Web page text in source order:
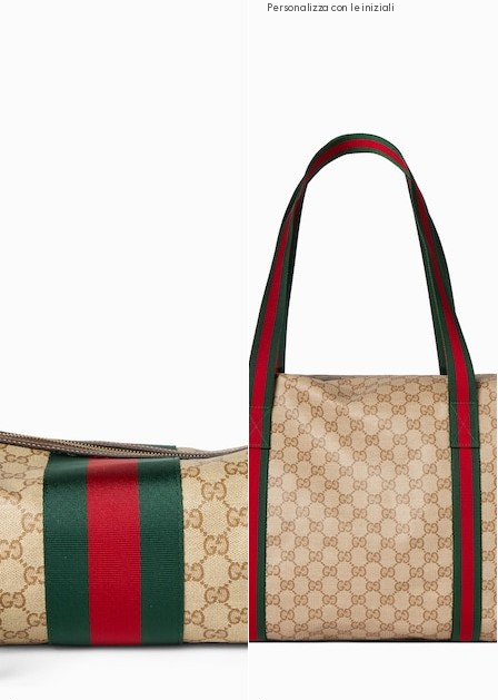
Personalizza con le iniziali